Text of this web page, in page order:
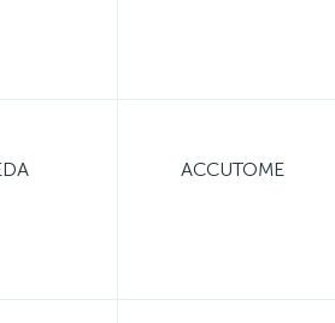
ACCUTOME